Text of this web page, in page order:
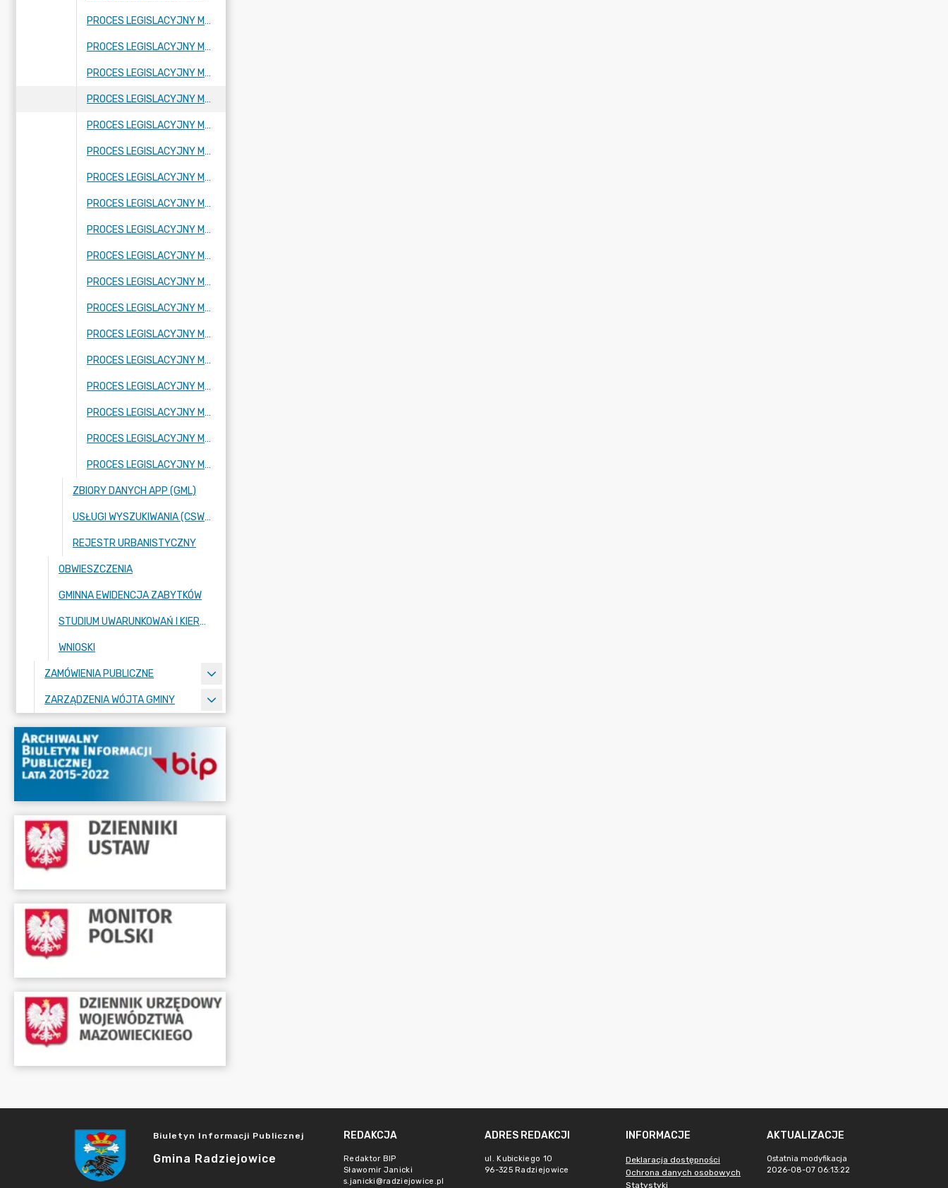
PROCES LEGISLACYJNY MPZP OBEJMUJĄCY FRAGMENT MIEJSCOWOŚCI RADZIEJOWICE PARCEL
PROCES LEGISLACYJNY MPZP OBEJMUJĄCY FRAGMENT MIEJSCOWOŚCI BUDY MSZCZONOWSKIE
PROCES LEGISLACYJNY MPZP OBEJMUJĄCY FRAGMENT MIEJSCOWOŚCI KRZE DUŻE
PROCES LEGISLACYJNY MPZP OBEJMUJĄCY FRAGMENT MIEJSCOWOŚCI RADZIEJOWICE, FRAGMENTY MIEJSCOWOŚCI RADZIEJOWICE-PARCEL ORAZ FRAGMENTY MIEJSCOWOŚCI ZBOISKA
PROCES LEGISLACYJNY MPZP OBEJMUJĄCY FRAGMENT MIEJSCOWOŚCI SŁABOMIERZ, FRAGMENT MIEJSCOWOŚCI BUDY MSZCZONOWSKIE, FRAGMENT MIEJSCOWOŚCI KRZYŻÓWKA ORAZ FRAGMENT MIEJSCOWOŚCI ZAZDROŚĆ
PROCES LEGISLACYJNY MPZP OBEJMUJĄCY FRAGMENT MIEJSCOWOŚCI KRZE DUŻE
PROCES LEGISLACYJNY MPZP OBEJMUJĄCY FRAGMENT MIEJSCOWOŚCI ADAMÓW-WIEŚ ORAZ FRAGMENT MIEJSCOWOŚCI KUKLÓWKA RADZIEJOWICKA
PROCES LEGISLACYJNY MPZP OBEJMUJĄCY FRAGMENT MIEJSCOWOŚCI CHROBOTY
PROCES LEGISLACYJNY MPZP OBEJMUJĄCY FRAGMENT MIEJSCOWOŚCI KORYTÓW
PROCES LEGISLACYJNY MPZP OBEJMUJĄCY FRAGMENT MIEJSCOWOŚCI ADAMÓW-PARCEL ORAZ FRAGMENT MIEJSCOWOŚCI BUDY JÓZEFOWSKIE
PROCES LEGISLACYJNY MPZP OBEJMUJĄCY FRAGMENT MIEJSCOWOŚCI RADZIEJOWICE
PROCES LEGISLACYJNY MPZP OBEJMUJĄCY FRAGMENT MIEJSCOWOŚCI KRZYŻÓWKA
PROCES LEGISLACYJNY MPZP OBEJMUJĄCY FRAGMENT MIEJSCOWOŚCI BENENARD
PROCES LEGISLACYJNY MPZP OBEJMUJĄCY FRAGMENT MIEJSCOWOŚCI KORYTÓW A
PROCES LEGISLACYJNY MPZP OBEJMUJĄCY FRAGMENT MIEJSCOWOŚCI FRAGMENT MIEJSCOWOŚCI KURANÓW
PROCES LEGISLACYJNY MPZP OBEJMUJĄCY FRAGMENT MIEJSCOWOŚCI NOWE BUDY ORAZ FRAGMENT MIEJSCOWOŚCI BUDY JÓZEFOWSKIE
PROCES LEGISLACYJNY MPZP OBEJMUJĄCY FRAGMENTY MIEJSCOWOŚCI: KUKLÓWKA ZARZECZNA ORAZ BUDY JÓZEFOWSKIE
PROCES LEGISLACYJNY MPZP OBEJMUJĄCY FRAGMENT MIEJSCOWOŚCI NOWE BUDY
ZBIORY DANYCH APP (GML)
USŁUGI WYSZUKIWANIA (CSW), PRZEGLĄDANIA (WMS) ORAZ POBIERANIA (WFS),
REJESTR URBANISTYCZNY
OBWIESZCZENIA
GMINNA EWIDENCJA ZABYTKÓW
STUDIUM UWARUNKOWAŃ I KIERUNKÓW ZAGOSPODAROWANIA PRZESTRZENNEGO
WNIOSKI
ZAMÓWIENIA PUBLICZNE
ZARZĄDZENIA WÓJTA GMINY
Biuletyn Informacji Publicznej
Gmina Radziejowice
REDAKCJA
Redaktor BIP
Sławomir Janicki
s.janicki@radziejowice.pl
ADRES REDAKCJI
ul. Kubickiego 10
96-325 Radziejowice
INFORMACJE
Deklaracja dostępności
Ochrona danych osobowych
Statystyki
AKTUALIZACJE
Ostatnia modyfikacja
2026-08-07 06:13:22